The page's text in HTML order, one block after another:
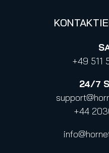
+49 511
24/7
+44